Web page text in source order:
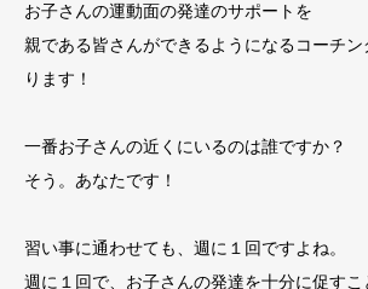
お子さんの運動面の発達のサポートを
親である皆さんができるようになるコーチ
ります！
一番お子さんの近くにいるのは誰ですか？
そう。あなたです！
習い事に通わせても、週に１回ですよね。
週に１回で、お子さんの発達を十分に促すこ